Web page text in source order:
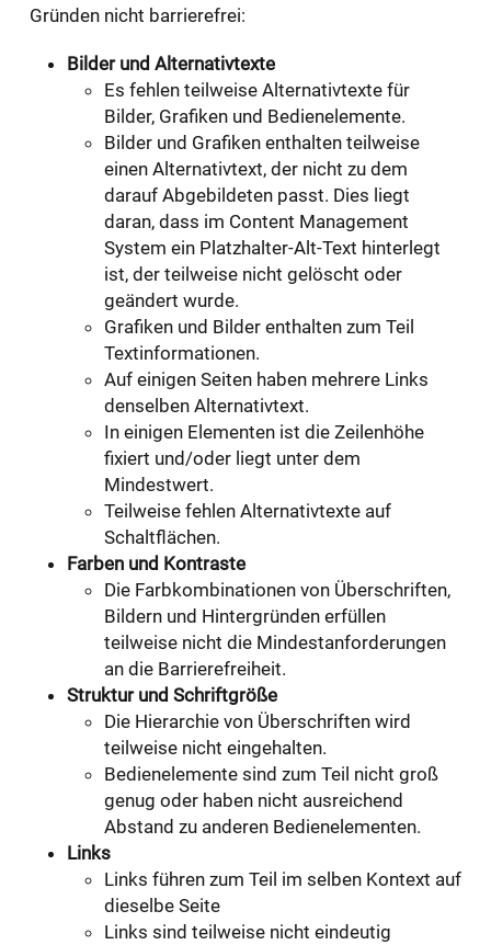
Gründen nicht barrierefrei:
Bilder und Alternativtexte
Es fehlen teilweise Alternativtexte für
Bilder, Grafiken und Bedienelemente.
Bilder und Grafiken enthalten teilweise
einen Alternativtext, der nicht zu dem
darauf Abgebildeten passt. Dies liegt
daran, dass im Content Management
System ein Platzhalter-Alt-Text hinterlegt
ist, der teilweise nicht gelöscht oder
geändert wurde.
Grafiken und Bilder enthalten zum Teil
Textinformationen.
Auf einigen Seiten haben mehrere Links
denselben Alternativtext.
In einigen Elementen ist die Zeilenhöhe
fixiert und/oder liegt unter dem
Mindestwert.
Teilweise fehlen Alternativtexte auf
Schaltflächen.
Farben und Kontraste
Die Farbkombinationen von Überschriften,
Bildern und Hintergründen erfüllen
teilweise nicht die Mindestanforderungen
an die Barrierefreiheit.
Struktur und Schriftgröße
Die Hierarchie von Überschriften wird
teilweise nicht eingehalten.
Bedienelemente sind zum Teil nicht groß
genug oder haben nicht ausreichend
Abstand zu anderen Bedienelementen.
Links
Links führen zum Teil im selben Kontext auf
dieselbe Seite
Links sind teilweise nicht eindeutig